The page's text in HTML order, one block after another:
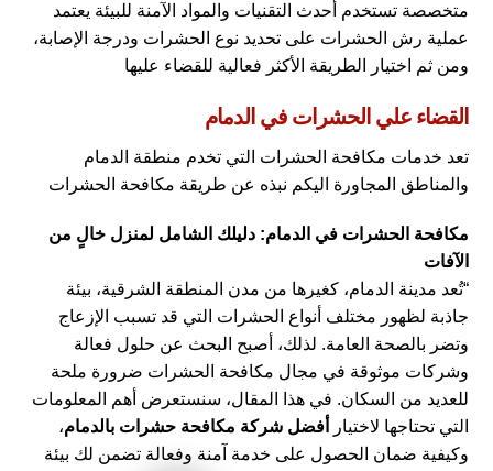
متخصصة تستخدم أحدث التقنيات والمواد الآمنة للبيئة يعتمد
عملية رش الحشرات على تحديد نوع الحشرات ودرجة الإصابة،
ومن ثم اختيار الطريقة الأكثر فعالية للقضاء عليها
القضاء علي الحشرات في الدمام
تعد خدمات مكافحة الحشرات التي تخدم منطقة الدمام
والمناطق المجاورة اليكم نبذه عن طريقة مكافحة الحشرات
مكافحة الحشرات في الدمام: دليلك الشامل لمنزل خالٍ من
الآفات
“تُعد مدينة الدمام، كغيرها من مدن المنطقة الشرقية، بيئة
جاذبة لظهور مختلف أنواع الحشرات التي قد تسبب الإزعاج
وتضر بالصحة العامة. لذلك، أصبح البحث عن حلول فعالة
وشركات موثوقة في مجال مكافحة الحشرات ضرورة ملحة
للعديد من السكان. في هذا المقال، سنستعرض أهم المعلومات
التي تحتاجها لاختيار
أفضل شركة مكافحة حشرات بالدمام،
وكيفية ضمان الحصول على خدمة آمنة وفعالة تضمن لك بيئة